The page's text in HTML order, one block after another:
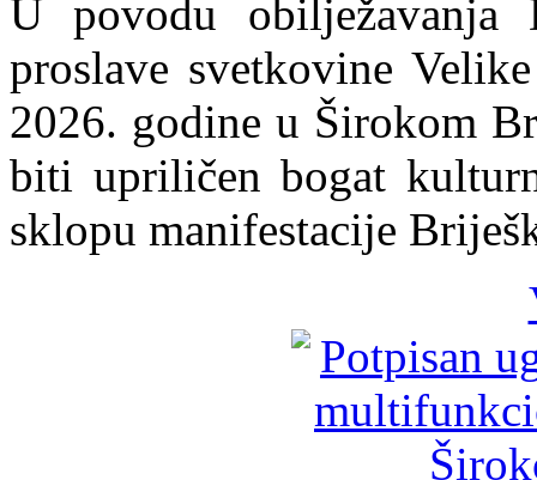
U povodu
proslave svetkovine
2026. godine u Širokom
biti upriličen bogat
sklopu manifestacije